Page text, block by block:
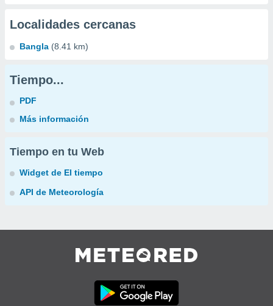
Localidades cercanas
Bangla (8.41 km)
Tiempo...
PDF
Más información
Tiempo en tu Web
Widget de El tiempo
API de Meteorología